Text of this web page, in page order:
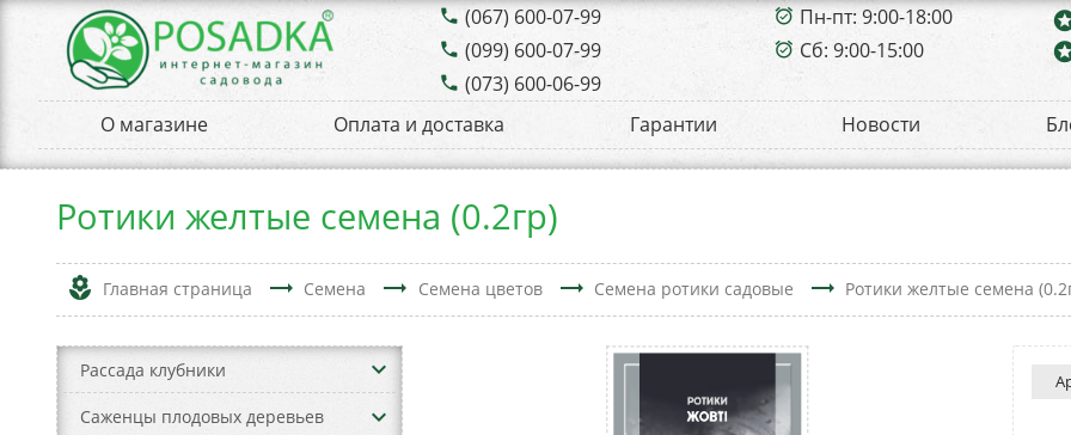
phone (067) 600-07-99
phone (099) 600-07-99
phone (073) 600-06-99
alarm_on Пн-пт: 9:00-18:00
alarm_on Сб: 9:00-15:00
О магазине Оплата и доставка Гарантии Новости
Ротики желтые семена (0.2гр)
local_florist Главная страница trending_flat Семена trending_flat Семена цветов trending_flat Семена ротики садовые trending_flat Ротики желтые семена
Рассада клубники keyboard_arrow_down
Саженцы плодовых деревьев keyboard_arrow_down